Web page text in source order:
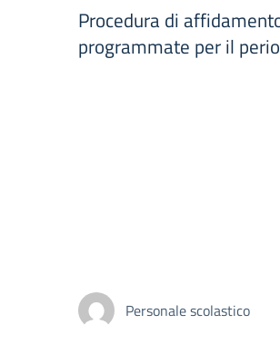
Procedura di
programmate per il
Personale scolastico